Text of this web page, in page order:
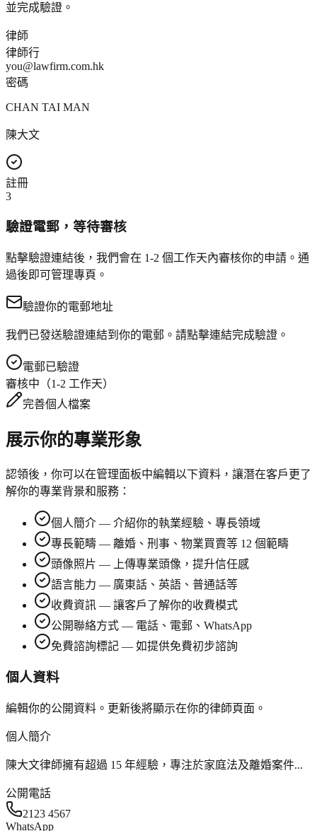
並完成驗證。
律師
律師行
you@lawfirm.com.hk
密碼
CHAN TAI MAN
陳大文
註冊
3
驗證電郵，等待審核
點擊驗證連結後，我們會在 1-2 個工作天內審核你的申請。通
過後即可管理專頁。
驗證你的電郵地址
我們已發送驗證連結到你的電郵。請點擊連結完成驗證。
電郵已驗證
審核中（1-2 工作天）
完善個人檔案
展示你的專業形象
認領後，你可以在管理面板中編輯以下資料，讓潛在客戶更了
解你的專業背景和服務：
個人簡介 — 介紹你的執業經驗、專長領域
專長範疇 — 離婚、刑事、物業買賣等 12 個範疇
頭像照片 — 上傳專業頭像，提升信任感
語言能力 — 廣東話、英語、普通話等
收費資訊 — 讓客戶了解你的收費模式
公開聯絡方式 — 電話、電郵、WhatsApp
免費諮詢標記 — 如提供免費初步諮詢
個人資料
編輯你的公開資料。更新後將顯示在你的律師頁面。
個人簡介
陳大文律師擁有超過 15 年經驗，專注於家庭法及離婚案件...
公開電話
2123 4567
WhatsApp